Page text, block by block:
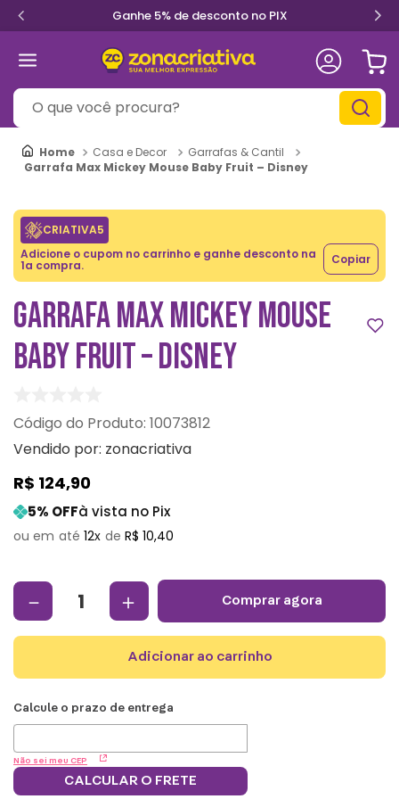
Ganhe 5% de desconto no PIX
O que você procura?
Casa e Decor
Garrafas & Cantil
Garrafa Max Mickey Mouse Baby Fruit – Disney
CRIATIVA5
Adicione o cupom no carrinho e ganhe desconto na
1a compra. Copiar
GARRAFA MAX MICKEY MOUSE
BABY FRUIT – DISNEY
: 10073812
Vendido por: zonacriativa
R$ 124,90
5% OFFà vista no Pix
12 R$ 10,40
＋
－ comprar agora
adicionar ao carrinho
Não sei meu CEP
CALCULAR O FRETE